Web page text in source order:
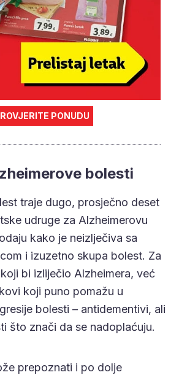
PONUDU
bolesti
traje dugo, prosječno deset
udruge za Alzheimerovu
kako je neizlječiva sa
i izuzetno skupa bolest. Za
bi izliječio Alzheimera, već
koji puno pomažu u
bolesti – antidementivi, ali
što znači da se nadoplaćuju.
prepoznati i po dolje